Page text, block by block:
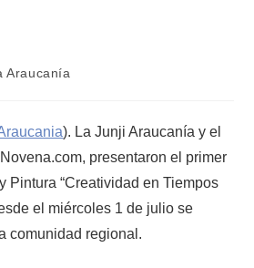
Araucanía
). La Junji Araucanía y el
presentaron el primer
Pintura “Creatividad en Tiempos
el miércoles 1 de julio se
comunidad regional.